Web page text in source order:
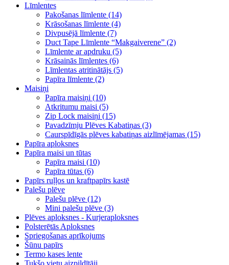
Līmlentes
Pakošanas līmlente (14)
Krāsošanas līmlente (4)
Divpusējā līmlente (7)
Duct Tape Līmlente “Makgaiverene” (2)
Līmlente ar apdruku (5)
Krāsainās līmlentes (6)
Līmlentas atritinātājs (5)
Papīra līmlente (2)
Maisiņi
Papīra maisiņi (10)
Atkritumu maisi (5)
Zip Lock maisiņi (15)
Pavadzīmju Plēves Kabatiņas (3)
Caurspīdīgās plēves kabatiņas aizlīmējamas (15)
Papīra aploksnes
Papīra maisi un tūtas
Papīra maisi (10)
Papīra tūtas (6)
Papīrs ruļļos un kraftpapīrs kastē
Palešu plēve
Palešu plēve (12)
Mini palešu plēve (3)
Plēves aploksnes - Kurjeraploksnes
Polsterētās Aploksnes
Spriegošanas aprīkojums
Šūnu papīrs
Termo kases lente